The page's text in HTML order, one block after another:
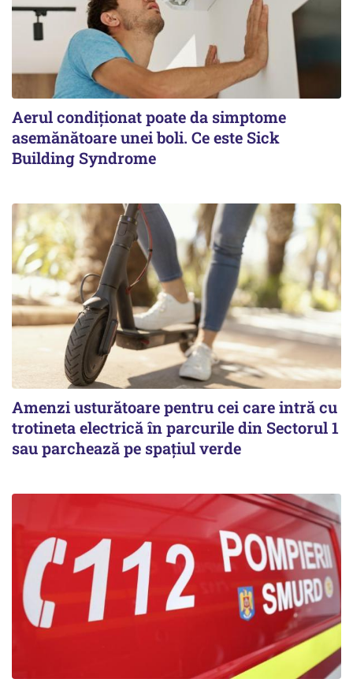
Aerul condiționat poate da simptome
asemănătoare unei boli. Ce este Sick
Building Syndrome
Amenzi usturătoare pentru cei care intră cu
trotineta electrică în parcurile din Sectorul 1
sau parchează pe spațiul verde